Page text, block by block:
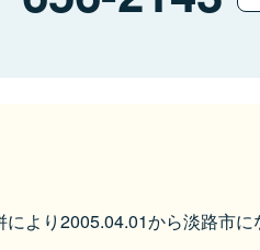
より2005.04.01から淡路市に